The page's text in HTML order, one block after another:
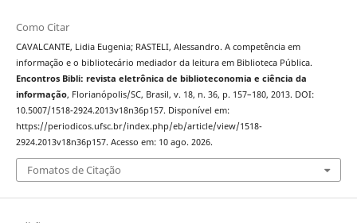
Como Citar
CAVALCANTE, Lidia Eugenia; RASTELI, Alessandro. A competência em
informação e o bibliotecário mediador da leitura em Biblioteca Pública.
Encontros Bibli: revista eletrônica de biblioteconomia e ciência da
informação, Florianópolis/SC, Brasil, v. 18, n. 36, p. 157–180, 2013. DOI:
10.5007/1518-2924.2013v18n36p157. Disponível em:
https://periodicos.ufsc.br/index.php/eb/article/view/1518-
2924.2013v18n36p157. Acesso em: 10 ago. 2026.
Fomatos de Citação